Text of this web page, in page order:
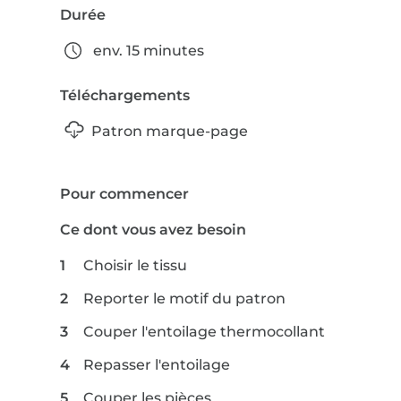
Durée
env. 15 minutes
Téléchargements
Patron marque-page
Pour commencer
Ce dont vous avez besoin
Choisir le tissu
Reporter le motif du patron
Couper l'entoilage thermocollant
Repasser l'entoilage